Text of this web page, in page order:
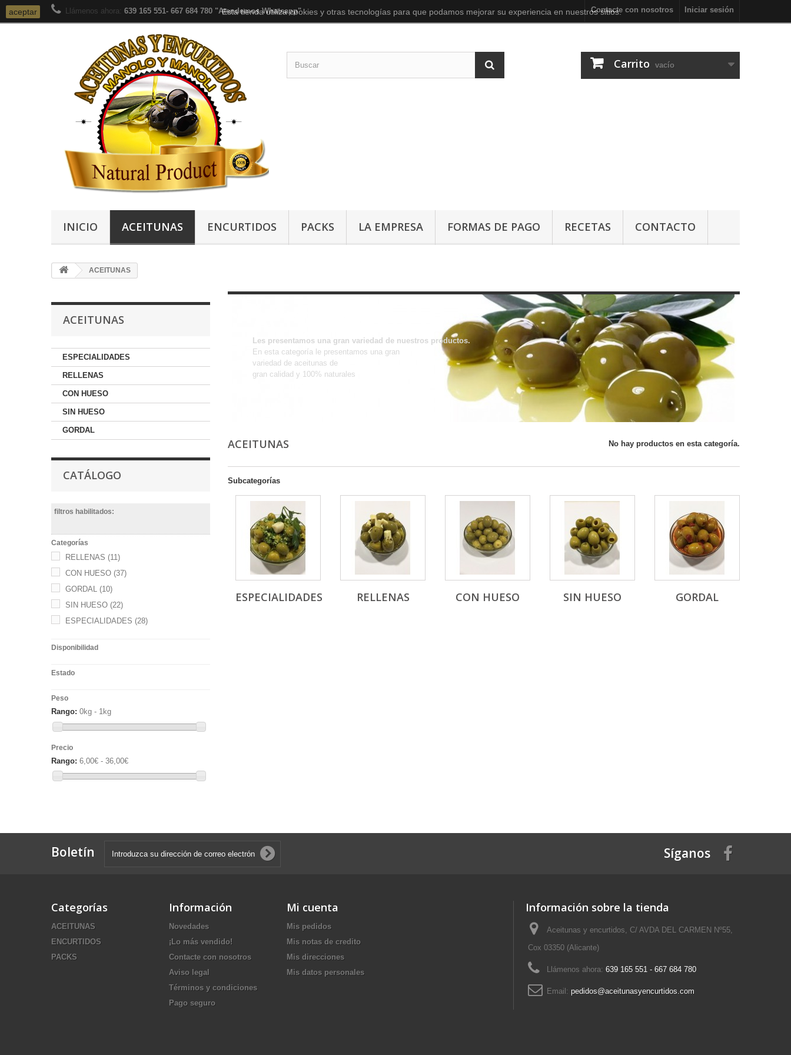
Iniciar sesión
Contacte con nosotros
Llámenos ahora: 639 165 551- 667 684 780 "Atendemos Whatsapp"
Carrito vacío
INICIO ACEITUNAS ENCURTIDOS PACKS LA EMPRESA FORMAS DE PAGO RECETAS CONTACTO
ACEITUNAS
ACEITUNAS
ESPECIALIDADES
RELLENAS
CON HUESO
SIN HUESO
GORDAL
CATÁLOGO
filtros habilitados:
Categorías
RELLENAS (11)
CON HUESO (37)
GORDAL (10)
SIN HUESO (22)
ESPECIALIDADES (28)
Disponibilidad
Estado
Peso
Rango: 0kg - 1kg
Precio
Rango: 6,00€ - 36,00€
Les presentamos una gran variedad de nuestros productos.
En esta categoría le presentamos una gran
variedad de aceitunas de
gran calidad y 100% naturales
ACEITUNAS No hay productos en esta categoría.
Subcategorías
ESPECIALIDADES RELLENAS CON HUESO SIN HUESO GORDAL
Boletín Síganos
Categorías
ACEITUNAS
ENCURTIDOS
PACKS
Información
Novedades
¡Lo más vendido!
Contacte con nosotros
Aviso legal
Términos y condiciones
Pago seguro
Mi cuenta
Mis pedidos
Mis notas de credito
Mis direcciones
Mis datos personales
Información sobre la tienda
Aceitunas y encurtidos, C/ AVDA DEL CARMEN Nº55,
Cox 03350 (Alicante)
Llámenos ahora: 639 165 551 - 667 684 780
Email: pedidos@aceitunasyencurtidos.com
aceptar Esta tienda utiliza cookies y otras tecnologías para que podamos mejorar su experiencia en nuestros sitios.